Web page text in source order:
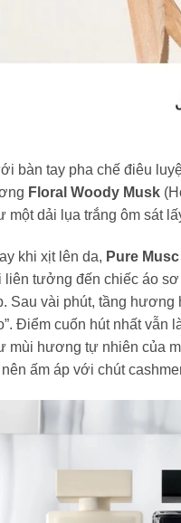
bàn tay pha chế điêu
Floral Woody Musk
một dải lụa trắng ôm sát
khi xịt lên da, Pure
liên tưởng đến chiếc áo sơ
Sau vài phút, tầng hương
Điểm cuốn hút nhất vẫn
mùi hương tự nhiên của
ấm áp với chút